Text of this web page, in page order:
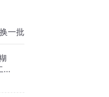
换一批
年